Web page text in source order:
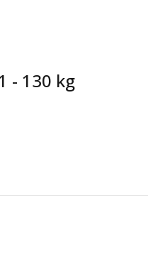
- 130 kg